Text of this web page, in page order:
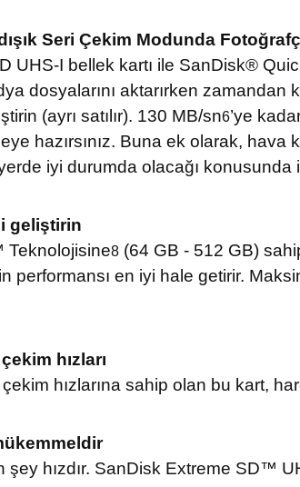
Seri Çekim Modunda
UHS-I bellek kartı ile SanDisk®
dosyalarını aktarırken
(ayrı satılır). 130 MB/sn6’ye
hazırsınız. Buna ek olarak,
iyi durumda olacağı konusunda
geliştirin
8 (64 GB - 512 GB)
performansı en iyi hale getirir.
hızları
çekim hızlarına sahip olan bu kart,
şey hızdır. SanDisk Extreme SD™